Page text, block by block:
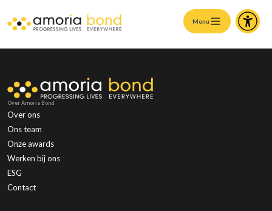
Menu
Over Amoria Bond
Over ons
Ons team
Onze awards
Werken bij ons
ESG
Contact